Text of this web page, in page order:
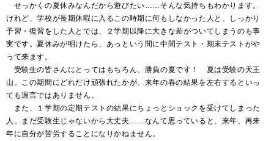
せっかくの夏休みなんだから遊びたい……そんな気持ちもわかります。
けれど、学校が長期休暇に入るこの時期に何もしなかった人と、しっかり
予習・復習をした人とでは、２学期以降に大きな差がついてしまうのも事
実です。夏休みが明けたら、あっという間に中間テスト・期末テストがや
って来ます。
受験生の皆さんにとってはもちろん、勝負の夏です！ 夏は受験の天王
山。この期間にどれだけ頑張れたかが、来年の春の結果を左右するといっ
ても過言ではありません。
また、１学期の定期テストの結果にちょっとショックを受けてしまった
人。まだ受験生じゃないから大丈夫……なんて思っていると、来年、再来
年に自分が苦労することになりかねません。